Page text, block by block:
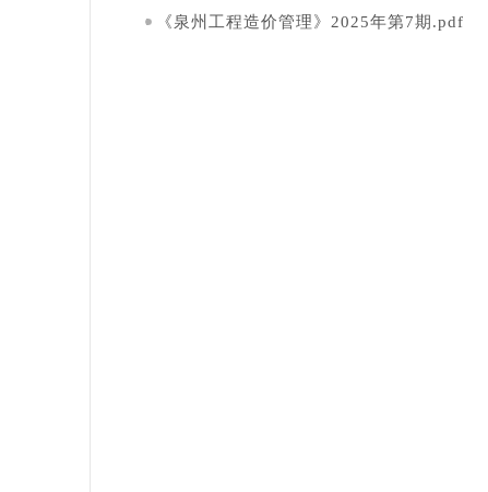
《泉州工程造价管理》2025年第7期.pdf